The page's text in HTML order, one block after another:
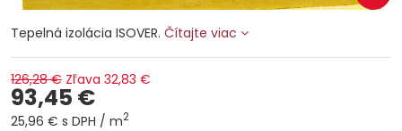
Tepelná izolácia ISOVER. Čítajte viac
126,28 € Zľava 32,83 €
93,45 €
25,96 € s DPH / m2